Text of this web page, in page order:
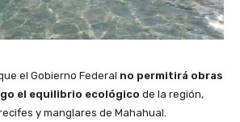
el Gobierno Federal no permitirá obras
el equilibrio ecológico de la región,
y manglares de Mahahual.